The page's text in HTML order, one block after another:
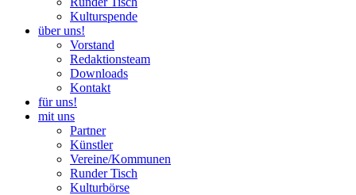
Kulturspende
über uns!
Vorstand
Redaktionsteam
Downloads
Kontakt
für uns!
mit uns
Partner
Künstler
Vereine/Kommunen
Runder Tisch
Kulturbörse